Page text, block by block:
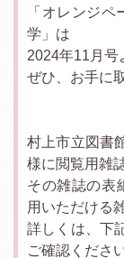
「オレンジ
学」は
2024年11月号
ぜひ、お手に
村上市立図書
様に閲覧用雑
その雑誌の表
用いただける
詳しくは、下
ご確認ください